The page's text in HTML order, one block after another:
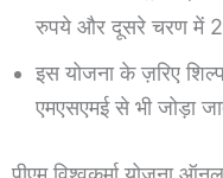
रुपये और दूसरे चरण में
इस योजना के ज़रिए
एमएसएमई से भी जोड़ा